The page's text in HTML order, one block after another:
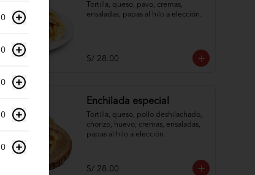
Tortilla, queso, pavo, cremas,
ensaladas, papas al hilo a elección.
S/ 28.00
Enchilada especial
Tortilla, queso, pollo deshilachado,
chorizo, huevo, cremas, ensaladas,
papas al hilo a elección.
S/ 28.00
0
0
0
0
0